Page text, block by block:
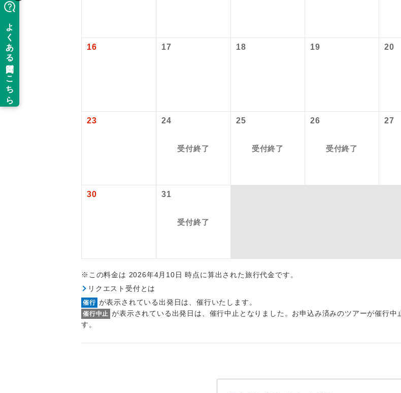
16 17 18 19 20
23 24
受付終了
25
受付終了
26
受付終了
27
30 31
受付終了
※この料金は 2026年4月10日 時点に算出された旅行代金です。
リクエスト受付とは
催行 が表示されている出発日は、催行いたします。
催行中止 が表示されている出発日は、催行中止となりました。お申込み済みのツアーが催行
す。
バスガイド乗務 バスガイドが乗務し、車内での
絶景スポットに立ち寄るコースで
温泉地にも宿泊するコースです。
周りの音を気にせず、ガイドさ
1名様催行 1名様から出発可能な個人型プラ